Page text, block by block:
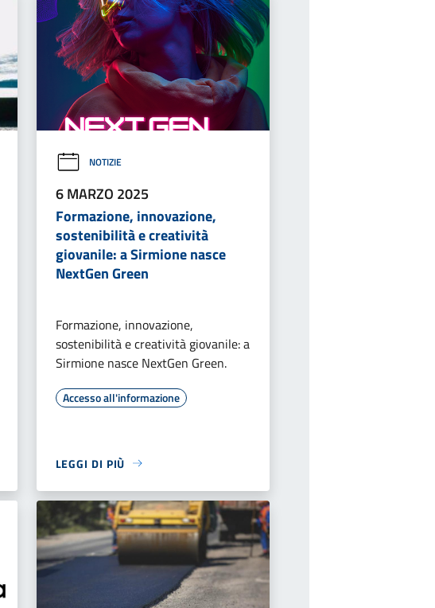
NOTIZIE
6 MARZO 2025
Formazione, innovazione,
sostenibilità e creatività
giovanile: a Sirmione nasce
NextGen Green
Formazione, innovazione,
sostenibilità e creatività giovanile: a
Sirmione nasce NextGen Green.
Accesso all'informazione
LEGGI DI PIÙ